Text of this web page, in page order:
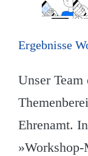
Ergebnisse
Unser
Ehrenamt.